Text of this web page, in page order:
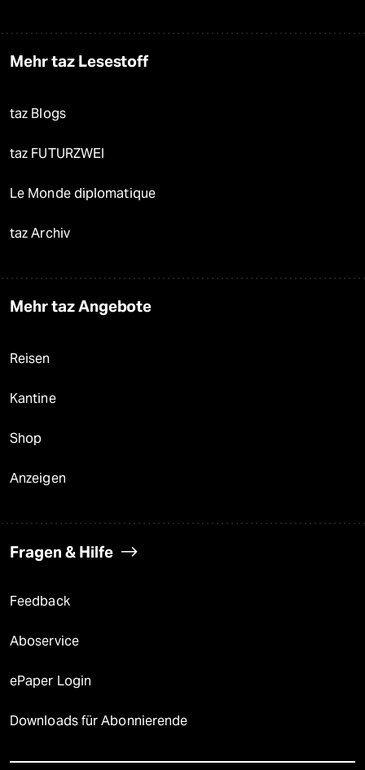
Mehr taz Lesestoff
taz Blogs
taz FUTURZWEI
Le Monde diplomatique
taz Archiv
Mehr taz Angebote
Reisen
Kantine
Shop
Anzeigen
Fragen & Hilfe
Feedback
Aboservice
ePaper Login
Downloads für Abonnierende